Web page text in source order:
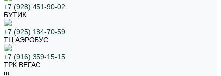
+7 (928) 451-90-02
БУТИК
+7 (925) 184-70-59
ТЦ АЭРОБУС
+7 (916) 359-15-15
ТРК ВЕГАС